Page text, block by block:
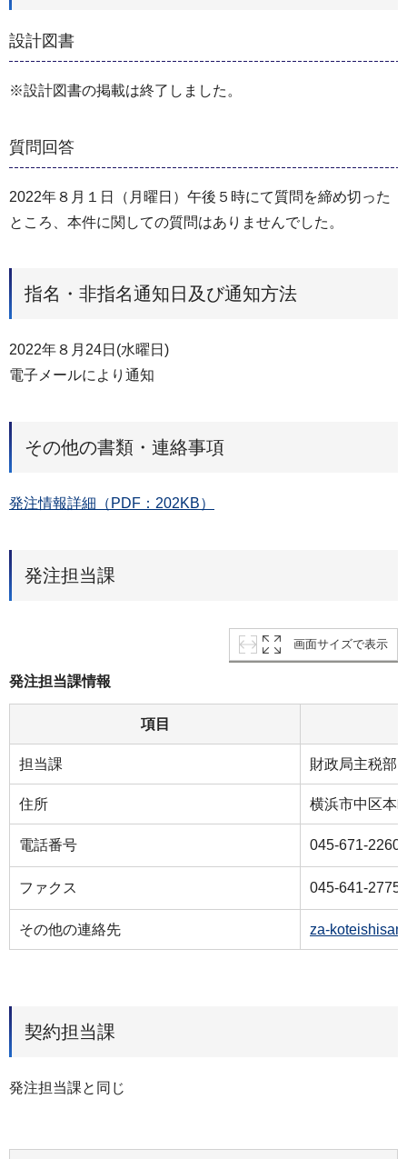
設計図書
※設計図書の掲載は終了しました。
質問回答
2022年８月１日（月曜日）午後５時にて質問を締め切った
ところ、本件に関しての質問はありませんでした。
指名・非指名通知日及び通知方法
2022年８月24日(水曜日)
電子メールにより通知
その他の書類・連絡事項
発注情報詳細（PDF：202KB）
発注担当課
画面サイズで表示
発注担当課情報
項目
担当課 財政局主税部
住所 横浜市中区本
電話番号 045-671-2260
ファクス 045-641-2775
その他の連絡先 za-
契約担当課
発注担当課と同じ